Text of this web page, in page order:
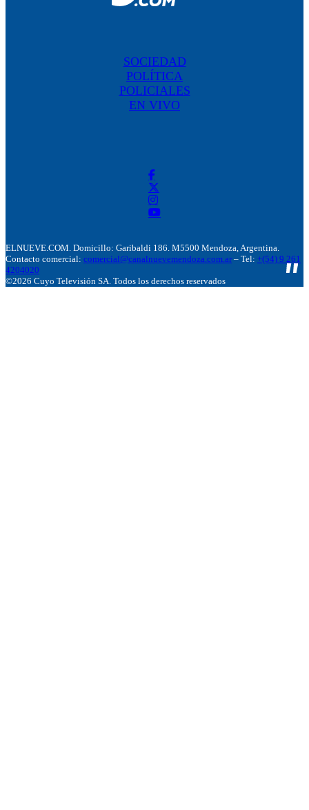
SOCIEDAD
POLÍTICA
POLICIALES
EN VIVO
ELNUEVE.COM. Domicillo: Garibaldi 186. M5500 Mendoza, Argentina.
Contacto comercial: comercial@canalnuevemendoza.com.ar – Tel: +(54) 9 261
4204020
©2026 Cuyo Televisión SA. Todos los derechos reservados